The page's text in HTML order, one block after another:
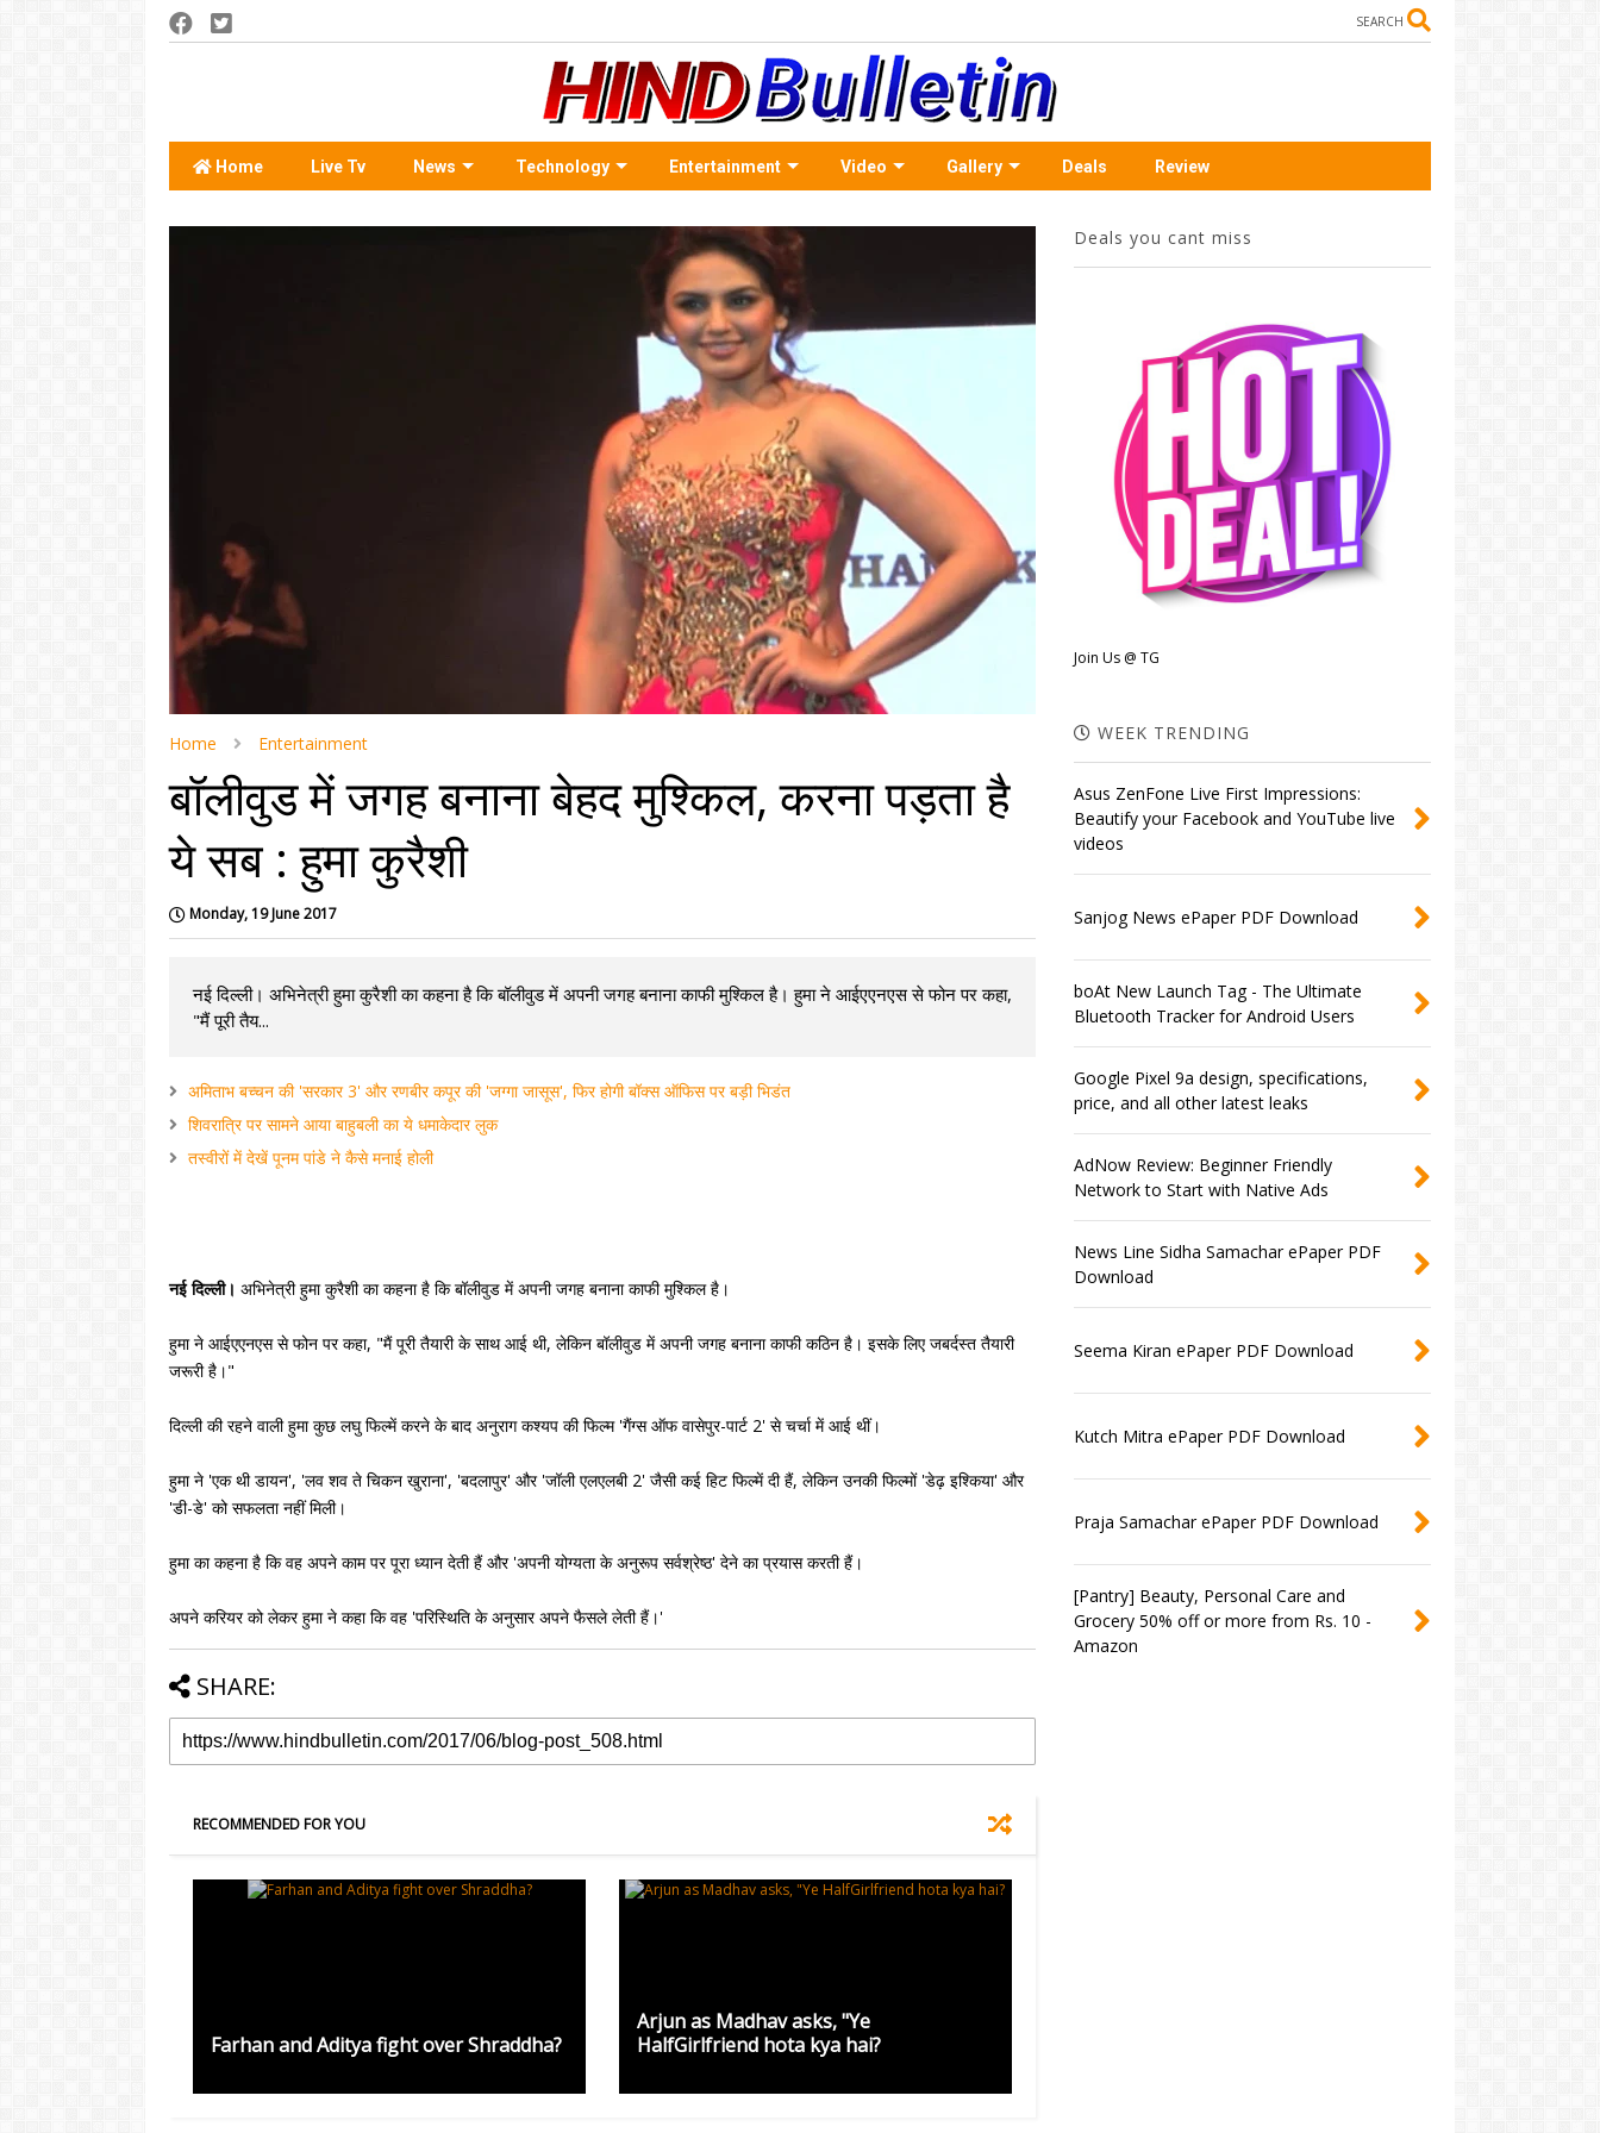
SEARCH
Home Live Tv News Technology Entertainment Video Gallery Deals Review
Home Entertainment
बॉलीवुड में जगह बनाना बेहद मुश्किल, करना पड़ता है
ये सब : हुमा कुरैशी
Monday, 19 June 2017
नई दिल्ली। अभिनेत्री हुमा कुरैशी का कहना है कि बॉलीवुड में अपनी जगह बनाना काफी मुश्किल है। हुमा ने आईएएनएस से फोन पर कहा,
"मैं पूरी तैय...
अमिताभ बच्‍चन की 'सरकार 3' और रणबीर कपूर की 'जग्‍गा जासूस', फिर होगी बॉक्‍स ऑफिस पर बड़ी भिडंत
शिवरात्रि पर सामने आया बाहुबली का ये धमाकेदार लुक
तस्वीरों में देखें पूनम पांडे ने कैसे मनाई होली
नई दिल्ली। अभिनेत्री हुमा कुरैशी का कहना है कि बॉलीवुड में अपनी जगह बनाना काफी मुश्किल है।
हुमा ने आईएएनएस से फोन पर कहा, "मैं पूरी तैयारी के साथ आई थी, लेकिन बॉलीवुड में अपनी जगह बनाना काफी कठिन है। इसके लिए जबर्दस्त तैयारी
जरूरी है।"
दिल्ली की रहने वाली हुमा कुछ लघु फिल्में करने के बाद अनुराग कश्यप की फिल्म 'गैंग्स ऑफ वासेपुर-पार्ट 2' से चर्चा में आई थीं।
हुमा ने 'एक थी डायन', 'लव शव ते चिकन खुराना', 'बदलापुर' और 'जॉली एलएलबी 2' जैसी कई हिट फिल्में दी हैं, लेकिन उनकी फिल्मों 'डेढ़ इश्किया' और
'डी-डे' को सफलता नहीं मिली।
हुमा का कहना है कि वह अपने काम पर पूरा ध्यान देती हैं और 'अपनी योग्यता के अनुरूप सर्वश्रेष्ठ' देने का प्रयास करती हैं।
अपने करियर को लेकर हुमा ने कहा कि वह 'परिस्थिति के अनुसार अपने फैसले लेती हैं।'
SHARE:
RECOMMENDED FOR YOU
Farhan and Aditya fight over Shraddha?
Arjun as Madhav asks, "Ye
HalfGirlfriend hota kya hai?
Deals you cant miss
Join Us @ TG
WEEK TRENDING
Asus ZenFone Live First Impressions:
Beautify your Facebook and YouTube live
videos
Sanjog News ePaper PDF Download
boAt New Launch Tag - The Ultimate
Bluetooth Tracker for Android Users
Google Pixel 9a design, specifications,
price, and all other latest leaks
AdNow Review: Beginner Friendly
Network to Start with Native Ads
News Line Sidha Samachar ePaper PDF
Download
Seema Kiran ePaper PDF Download
Kutch Mitra ePaper PDF Download
Praja Samachar ePaper PDF Download
[Pantry] Beauty, Personal Care and
Grocery 50% off or more from Rs. 10 -
Amazon